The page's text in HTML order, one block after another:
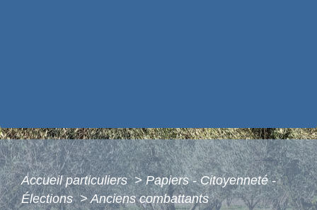
Accueil particuliers> Papiers - Citoyenneté -
Élections> Anciens combattants